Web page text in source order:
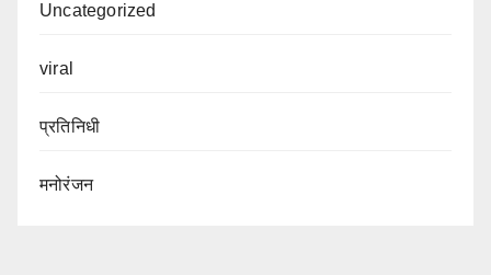
Uncategorized
viral
प्रतिनिधी
मनोरंजन